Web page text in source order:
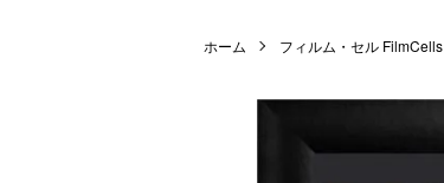
ホーム フィルム・セル FilmCells